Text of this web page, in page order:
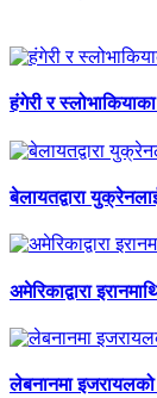
हंगेरी र
बेलायतद्वारा
अमेरिकाद्वारा
लेबनानमा